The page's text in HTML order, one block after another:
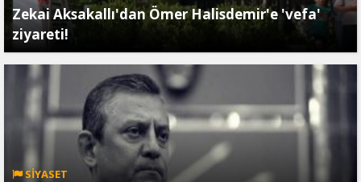
Zekai Aksakallı'dan Ömer Halisdemir'e 'vefa'
ziyareti!
SİYASET